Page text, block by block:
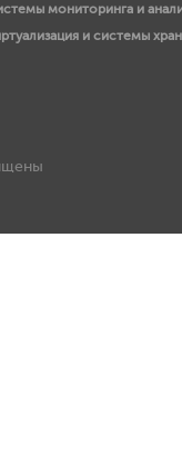
мониторинга и
и системы